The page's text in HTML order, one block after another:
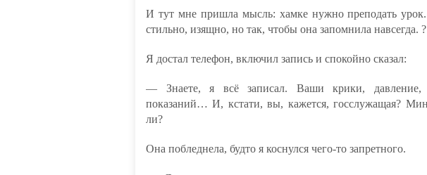
И тут мне пришла мысль: хамке нужно преподать
стильно, изящно, но так, чтобы она запомнила навсегда. ?
Я достал телефон, включил запись и спокойно сказал:
— Знаете, я всё записал. Ваши крики, давление,
показаний… И, кстати, вы, кажется, госслужащая?
ли?
Она побледнела, будто я коснулся чего-то запретного.